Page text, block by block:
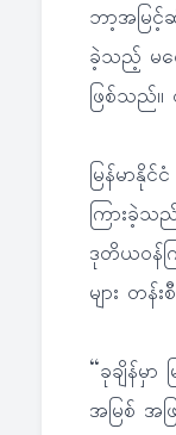
ဘာ့အမြ
ခဲ့သည့် မလ
ဖြစ်သည်
မြန်မာနို
ကြားခဲ့သ
ဒုတိယဝန်
များ တန်
“ခုချိန်မှ
အမြစ် အ